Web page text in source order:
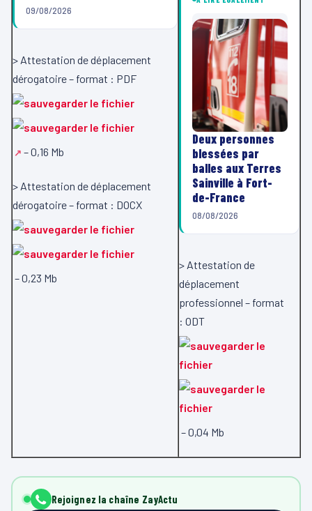
09/08/2026
> Attestation de déplacement
dérogatoire – format : PDF
– 0,16 Mb
> Attestation de déplacement
dérogatoire – format : DOCX
– 0,23 Mb
Deux personnes
blessées par
balles aux Terres
Sainville à Fort-
de-France
08/08/2026
> Attestation de
déplacement
professionnel – format
: ODT
– 0,04 Mb
Rejoignez la chaîne ZayActu